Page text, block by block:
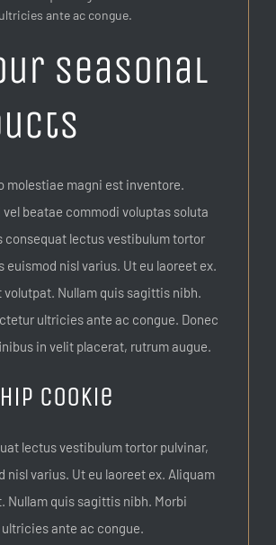
ante ac congue.
seasonal
molestiae magni est inventore.
vel beatae commodi voluptas soluta
consequat lectus vestibulum tortor
euismod nisl varius. Ut eu laoreet ex.
volutpat. Nullam quis sagittis nibh.
ultricies ante ac congue. Donec
in velit placerat, rutrum augue.
Cookie
lectus vestibulum tortor pulvinar,
nisl varius. Ut eu laoreet ex. Aliquam
Nullam quis sagittis nibh. Morbi
ante ac congue.